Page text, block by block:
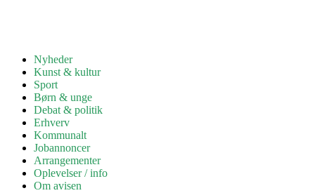
Nyheder
Kunst & kultur
Sport
Børn & unge
Debat & politik
Erhverv
Kommunalt
Jobannoncer
Arrangementer
Oplevelser / info
Om avisen